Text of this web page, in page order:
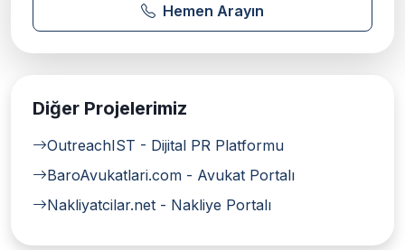
Hemen Arayın
Diğer Projelerimiz
OutreachIST - Dijital PR Platformu
BaroAvukatlari.com - Avukat Portalı
Nakliyatcilar.net - Nakliye Portalı